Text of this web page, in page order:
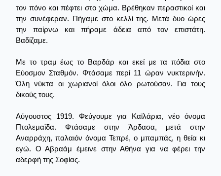
τον πόνο και πέφτει στο χώμα. Βρέθηκαν περαστικοί και
την συνέφεραν. Πήγαμε στο κελλί της. Μετά δυο ώρες
την παίρνω και πήραμε άδεια από τον επιστάτη.
Βαδίζαμε.
Με το τραμ έως το Βαρδάρ και εκεί με τα πόδια στο
Εύοσμον Σταθμόν. Φτάσαμε περί 11 ώραν νυκτερινήν.
Όλη νύκτα οι χωριανοί όλοι όλο ρωτούσαν. Για τους
δικούς τους.
Αύγουστος 1919. Φεύγουμε για Καϊλάρια, νέο όνομα
Πτολεμαΐδα. Φτάσαμε στην Άρδασα, μετά στην
Αναρράχη, παλαιόν όνομα Τεπρέ, ο μπαμπάς, η θεία κι
εγώ. Ο Αβραάμ έμεινε στην Αθήνα για να φέρει την
αδερφή της Σοφίας.